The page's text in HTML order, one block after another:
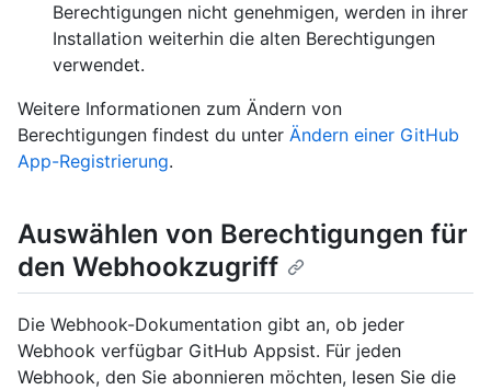
Berechtigungen nicht genehmigen, werden in ihrer
Installation weiterhin die alten Berechtigungen
verwendet.
Weitere Informationen zum Ändern von
Berechtigungen findest du unter Ändern einer GitHub
App-Registrierung.
Auswählen von Berechtigungen für
den Webhookzugriff
Die Webhook-Dokumentation gibt an, ob jeder
Webhook verfügbar GitHub Appsist. Für jeden
Webhook, den Sie abonnieren möchten, lesen Sie die